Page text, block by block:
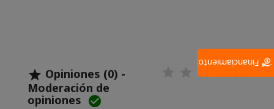
 Opiniones (0) -
Moderación de
opiniones 
Financiamiento